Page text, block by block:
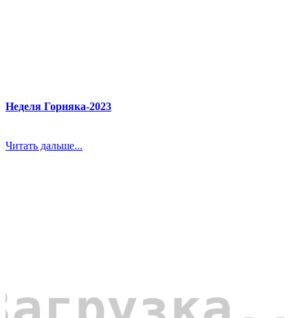
Неделя Горняка-2023
Читать дальше...